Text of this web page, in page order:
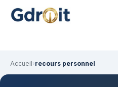
Accueil›recours personnel